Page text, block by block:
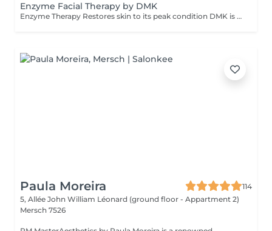
Enzyme Facial Therapy by DMK
Enzyme Therapy Restores skin to its peak condition DMK is the only company in the world to utilize the beneficial effects of transfer-messenger enzymes. Enzymes are living substances that regulate health and work with certain minerals in the body to form a natural system of antioxidants that fight corrosive free radicals. Properly formulated, they can remove dead protein, toxins, and other effluvia from the epidermis using a process called 'reverse osmosis.' DMK Enzyme Treatments work with the skin. The enzymes aim to strengthen the structural integrity of the skin to create a healthy environment for cells to live and thrive. Thérapie enzymatique Restaure la peau à son état optimal DMK est la seule entreprise au monde à utiliser les effets bénéfiques des enzymes de transfert de messagers. Les enzymes sont des substances vivantes qui régulent la santé et travaillent avec certains minéraux du corps pour former un système naturel d'antioxydants qui combattent les radicaux libres corrosifs. Correctement formulés, ils peuvent éliminer les protéines mortes, les toxines et autres effluves de l'épiderme grâce à un processus appelé « osmose inverse ». Les traitements enzymatiques DMK agissent avec la peau. Les enzymes visent à renforcer l'intégrité structurelle de la peau afin de créer un environnement sain permettant aux cellules de vivre et de se développer.
Paula Moreira
114
5, Allée John William Léonard (ground floor - Appartment 2)
Mersch 7526